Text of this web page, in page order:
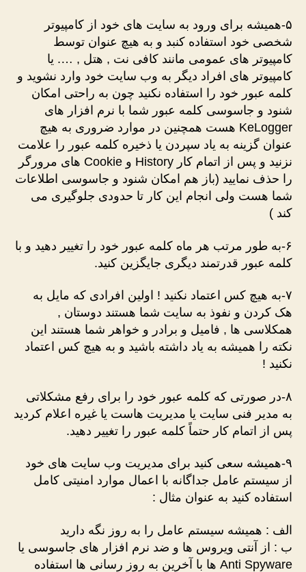
۵-همیشه برای ورود به سایت های خود از کامپیوتر
شخصی خود استفاده کنبد و به هیچ عنوان توسط
کامپیوتر های عمومی مانند کافی نت , هتل , …. یا
کامپیوتر های افراد دیگر به وب سایت خود وارد نشوید و
کلمه عبور خود را استفاده نکنید چون به راحتی امکان
شنود و جاسوسی کلمه عبور شما با نرم افزار های
KeLogger هست همچنین در موارد ضروری به هیچ
عنوان گزینه به یاد سپردن یا ذخیره کلمه عبور را علامت
نزنید و پس از اتمام کار History و Cookie های مرورگر
را حذف نمایید (باز هم امکان شنود و جاسوسی اطلاعات
شما هست ولی انجام این کار تا حدودی جلوگیری می
کند )
۶-به طور مرتب هر ماه کلمه عبور خود را تغییر دهید و با
کلمه عبور قدرتمند دیگری جایگزین کنید.
۷-به هیچ کس اعتماد نکنید ! اولین افرادی که مایل به
هک کردن و نفوذ به سایت شما هستند دوستان ,
همکلاسی ها , فامیل و برادر و خواهر شما هستند این
نکته را همیشه به یاد داشته باشید و به هیچ کس اعتماد
نکنید !
۸-در صورتی که کلمه عبور خود را برای رفع مشکلاتی
به مدیر فنی سایت یا مدیریت هاست یا غیره اعلام کردید
پس از اتمام کار حتماً کلمه عبور را تغییر دهید.
۹-همیشه سعی کنید برای مدیریت وب سایت های خود
از سیستم عامل جداگانه با اعمال موارد امنیتی کامل
استفاده کنید به عنوان مثال :
الف : همیشه سیستم عامل را به روز نگه دارید
ب : از آنتی ویروس ها و ضد نرم افزار های جاسوسی یا
Anti Spyware ها با آخرین به روز رسانی ها استفاده